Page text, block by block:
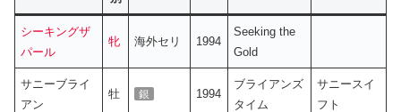
シーキングザ
パール
牝 海外セリ 1994
Seeking the
Gold
サニーブライ
アン
牡 銀 1994
ブライアンズ
タイム
サニースイ
フト